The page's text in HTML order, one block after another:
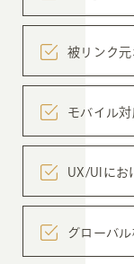
被リンク元
モバイル対
UX/UIにお
グローバル